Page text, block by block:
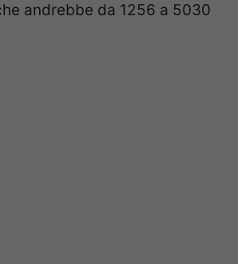
andrebbe da 1256 a 5030